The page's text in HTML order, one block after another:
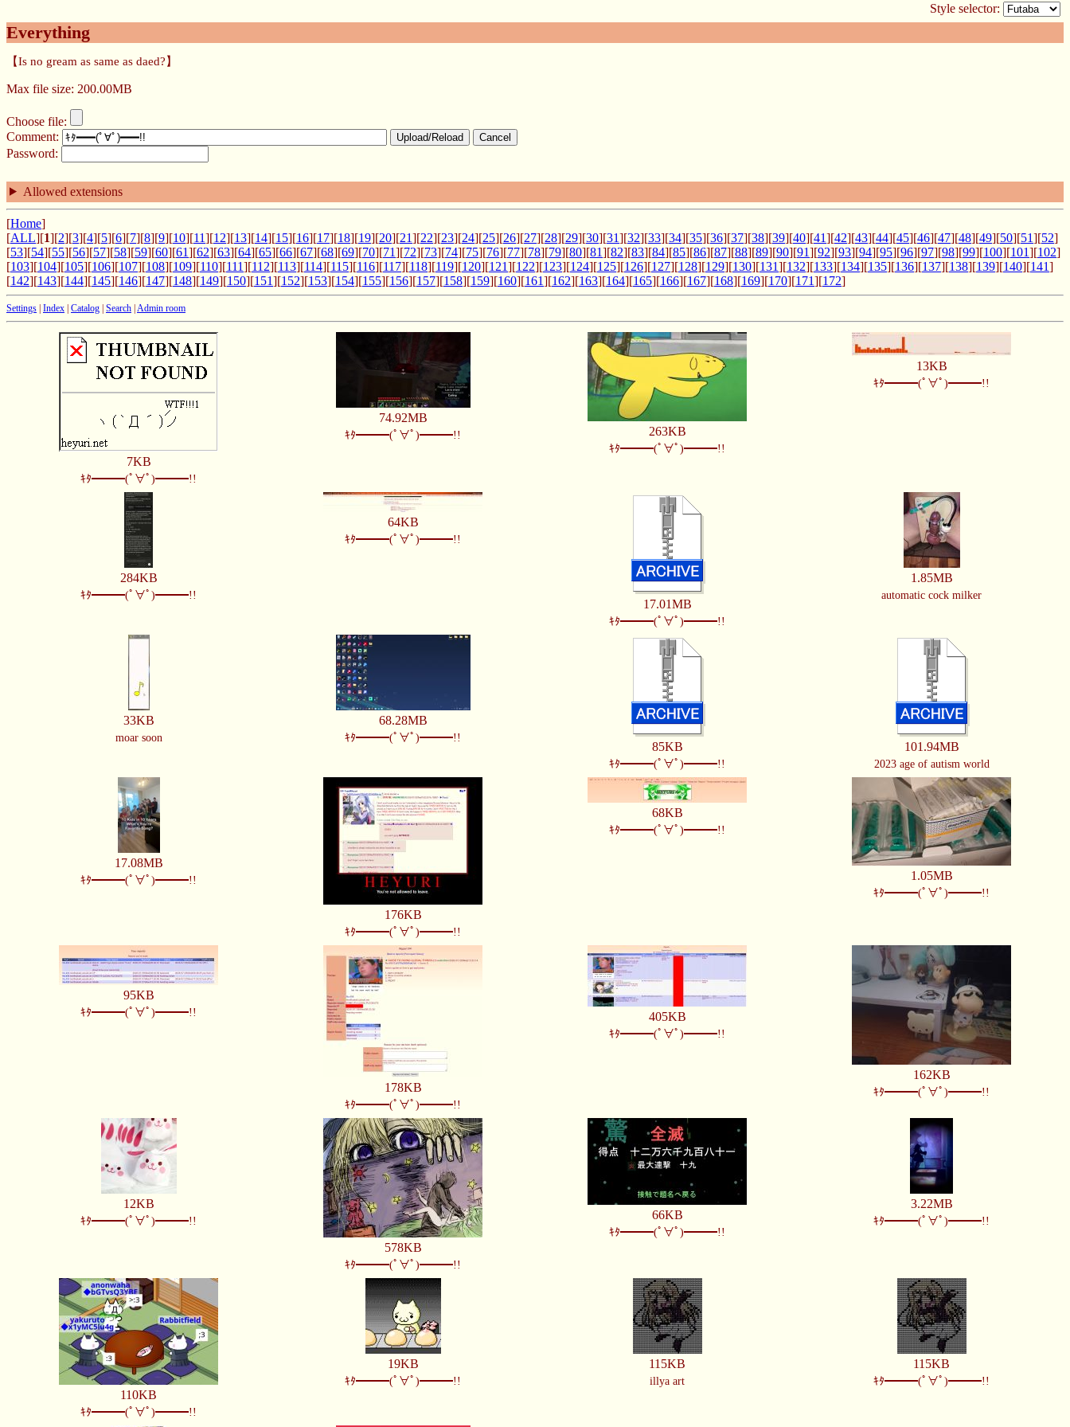
Style selector:
Everything
【Is no gream as same as daed?】
Max file size: 200.00MB
Choose file:
Comment:
Upload/Reload Cancel
Password:
Allowed extensions
[Home]
[ALL][1][2][3][4][5][6][7][8][9][10][11][12][13][14][15][16][17][18][19][20][21][22][23][24][25][26][27][28][29][30][31][32][33][34][35][36][37][38][39][40][41][42][43][44][45][46][47][48][49][50][51][52]
[53][54][55][56][57][58][59][60][61][62][63][64][65][66][67][68][69][70][71][72][73][74][75][76][77][78][79][80][81][82][83][84][85][86][87][88][89][90][91][92][93][94][95][96][97][98][99][100][101][102]
[103][104][105][106][107][108][109][110][111][112][113][114][115][116][117][118][119][120][121][122][123][124][125][126][127][128][129][130][131][132][133][134][135][136][137][138][139][140][141]
[142][143][144][145][146][147][148][149][150][151][152][153][154][155][156][157][158][159][160][161][162][163][164][165][166][167][168][169][170][171][172]
Settings | Index | Catalog | Search | Admin room
7KB
ｷﾀ━━━(ﾟ∀ﾟ)━━━!!
74.92MB
ｷﾀ━━━(ﾟ∀ﾟ)━━━!! 263KB
ｷﾀ━━━(ﾟ∀ﾟ)━━━!!
13KB
ｷﾀ━━━(ﾟ∀ﾟ)━━━!!
284KB
ｷﾀ━━━(ﾟ∀ﾟ)━━━!!
64KB
ｷﾀ━━━(ﾟ∀ﾟ)━━━!!
17.01MB
ｷﾀ━━━(ﾟ∀ﾟ)━━━!!
1.85MB
automatic cock milker
33KB
moar soon
68.28MB
ｷﾀ━━━(ﾟ∀ﾟ)━━━!!
85KB
ｷﾀ━━━(ﾟ∀ﾟ)━━━!!
101.94MB
2023 age of autism world
17.08MB
ｷﾀ━━━(ﾟ∀ﾟ)━━━!!
176KB
ｷﾀ━━━(ﾟ∀ﾟ)━━━!!
68KB
ｷﾀ━━━(ﾟ∀ﾟ)━━━!!
1.05MB
ｷﾀ━━━(ﾟ∀ﾟ)━━━!!
95KB
ｷﾀ━━━(ﾟ∀ﾟ)━━━!!
178KB
ｷﾀ━━━(ﾟ∀ﾟ)━━━!!
405KB
ｷﾀ━━━(ﾟ∀ﾟ)━━━!!
162KB
ｷﾀ━━━(ﾟ∀ﾟ)━━━!!
12KB
ｷﾀ━━━(ﾟ∀ﾟ)━━━!!
578KB
ｷﾀ━━━(ﾟ∀ﾟ)━━━!!
66KB
ｷﾀ━━━(ﾟ∀ﾟ)━━━!!
3.22MB
ｷﾀ━━━(ﾟ∀ﾟ)━━━!!
110KB
ｷﾀ━━━(ﾟ∀ﾟ)━━━!!
19KB
ｷﾀ━━━(ﾟ∀ﾟ)━━━!!
115KB
illya art
115KB
ｷﾀ━━━(ﾟ∀ﾟ)━━━!!